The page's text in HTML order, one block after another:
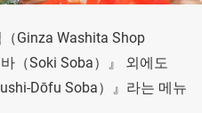
Ginza Washita Shop
（Soki Soba）』 외에도
Dōfu Soba）』라는 메뉴